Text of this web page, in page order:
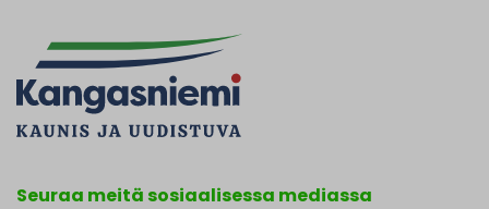
Seuraa meitä sosiaalisessa mediassa